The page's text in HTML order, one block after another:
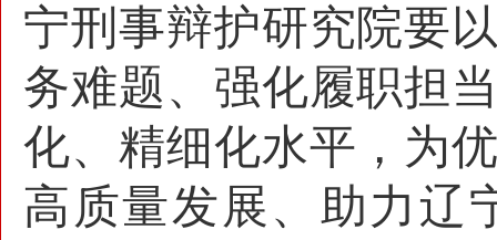
宁刑事辩护研究院要
务难题、强化履职担
化、精细化水平，为
高质量发展、助力辽